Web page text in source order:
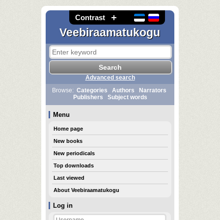
Contrast
Veebiraamatukogu
Log in
Advanced search
Browse: Categories Authors
Narrators
Publishers
Subject words
Menu
Home page
New books
New periodicals
Top downloads
Last viewed
About Veebiraamatukogu